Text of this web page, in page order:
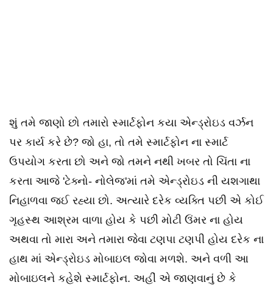
શું તમે જાણો છો તમારો સ્માર્ટફોન કયા એન્ડ્રોઇડ વર્ઝન
પર કાર્ય કરે છે? જો હા, તો તમે સ્માર્ટફોન ના સ્માર્ટ
ઉપયોગ કરતા છો અને જો તમને નથી ખબર તો ચિંતા ના
કરતા આજે 'ટેક્નો- નોલેજ'માં તમે એન્ડ્રોઇડ ની યશગાથા
નિહાળવા જઈ રહ્યા છો. અત્યારે દરેક વ્યક્તિ પછી એ કોઈ
ગૃહસ્થ આશ્રમ વાળા હોય કે પછી મોટી ઉંમર ના હોય
અથવા તો મારા અને તમારા જેવા ટણપા ટણપી હોય દરેક ના
હાથ માં એન્ડ્રોઇડ મોબાઇલ જોવા મળશે. અને વળી આ
મોબાઇલને કહેશે સ્માર્ટફોન. અહીં એ જાણવાનું છે કે